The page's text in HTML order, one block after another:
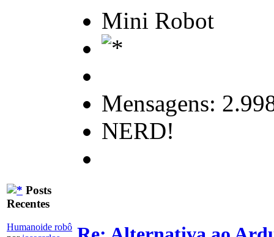
Posts
Recentes
Humanoide robô
Mini Robot
Mensagens:
NERD!